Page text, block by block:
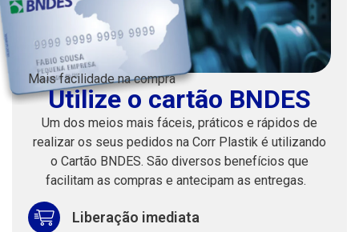
Mais facilidade na compra
Utilize o cartão BNDES
Um dos meios mais fáceis, práticos e rápidos de
realizar os seus pedidos na Corr Plastik é utilizando
o Cartão BNDES. São diversos benefícios que
facilitam as compras e antecipam as entregas.
Liberação imediata